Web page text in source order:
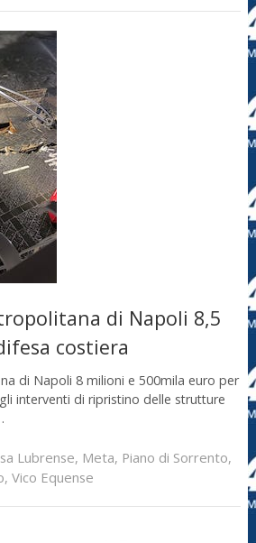
di Napoli 8,5
costiera
di Napoli 8 milioni e 500mila euro per
interventi di ripristino delle strutture
Lubrense, Meta, Piano di Sorrento,
, Vico Equense